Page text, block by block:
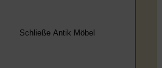
Schließe Antik Möbel